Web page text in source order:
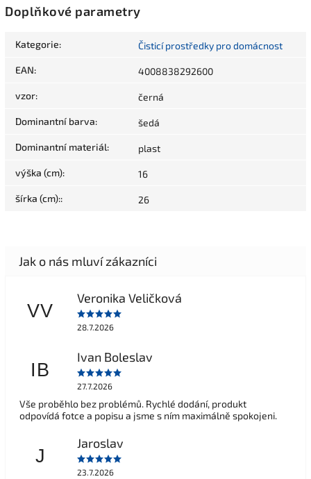
Doplňkové parametry
Kategorie: Čisticí prostředky pro domácnost
EAN: 4008838292600
vzor: černá
Dominantní barva: šedá
Dominantní materiál: plast
výška (cm): 16
šírka (cm):: 26
VV
Veronika Veličková
28.7.2026
IB
Ivan Boleslav
27.7.2026
Vše proběhlo bez problémů. Rychlé dodání, produkt
odpovídá fotce a popisu a jsme s ním maximálně spokojeni.
J
Jaroslav
23.7.2026